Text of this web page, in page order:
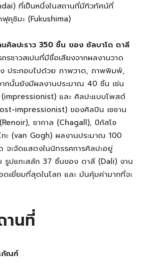
ที่เป็นหนึ่งในสถานที่มีทิวทัศน์ที่
คุชิมะ (Fukushima)
ศิลปะราว 350 ชิ้น ของ ซัลบาโด ดาลี
รชาวสเปนที่มีชื่อเสียงจากผลงานวาด
ประกอบไปด้วย ภาพวาด, ภาพพิมพ์,
กนั้นยังมีผลงานประมาณ 40 ชิ้น เช่น
และ ศิลปะแบบโพสต์
impressionist) ของศิลปิน เซซาน
ชากาล (Chagall), ปีกัสโซ
ะ (van Gogh) ผลงานประมาณ 100
ะจัดแสดงในนิทรรศการศิลปะอยู่
รูปแกะสลัก 37 ชิ้นของ ดาลี (Dali) งาน
เยี่ยมที่สุดในโลก และ มันคุ้มค่ามากที่จะ
านที่
ภัณฑ์